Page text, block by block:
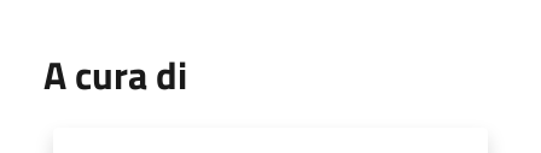
A cura di